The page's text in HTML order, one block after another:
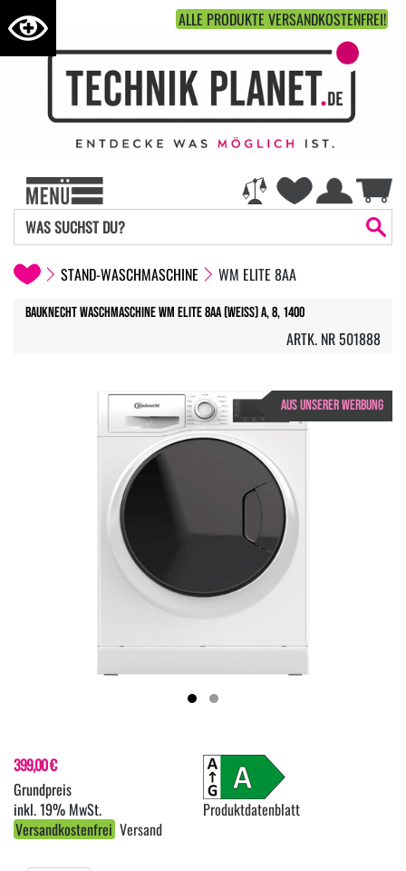
ALLE PRODUKTE VERSANDKOSTENFREI!
STAND-WASCHMASCHINE WM ELITE 8AA
Bauknecht Waschmaschine WM Elite 8AA (weiss) A, 8, 1400
ARTK. NR 501888
AUS UNSERER WERBUNG
399,00 €
inkl. 19% MwSt.
Versandkostenfrei Versand
Produktdatenblatt